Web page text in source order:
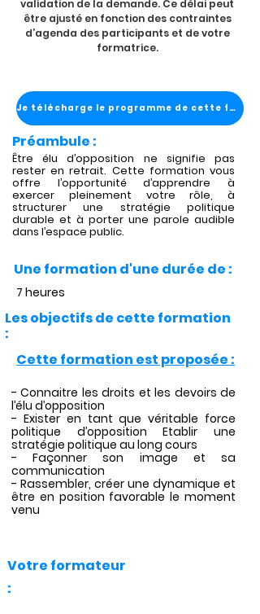
validation de la demande. Ce délai peut
être ajusté en fonction des contraintes
d’agenda des participants et de votre
formatrice.
Je télécharge le programme de cette formation
Préambule :
Être élu d’opposition ne signifie pas
rester en retrait. Cette formation vous
offre l’opportunité d’apprendre à
exercer pleinement votre rôle, à
structurer une stratégie politique
durable et à porter une parole audible
dans l’espace public.
Une formation d'une durée de :
7 heures
Les objectifs de cette formation
:
Cette formation est proposée :
- Connaitre les droits et les devoirs de
l’élu d’opposition
- Exister en tant que véritable force
politique d’opposition Etablir une
stratégie politique au long cours
- Façonner son image et sa
communication
- Rassembler, créer une dynamique et
être en position favorable le moment
venu
Votre formateur
: